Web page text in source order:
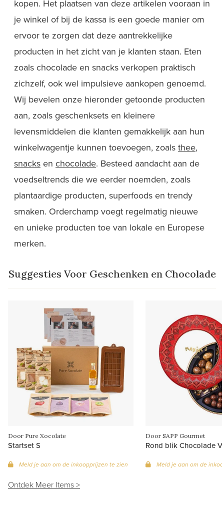
kopen. Het plaatsen van deze artikelen vooraan in
je winkel of bij de kassa is een goede manier om
ervoor te zorgen dat deze aantrekkelijke
producten in het zicht van je klanten staan. Eten
zoals chocolade en snacks verkopen praktisch
zichzelf, ook wel impulsieve aankopen genoemd.
Wij bevelen onze hieronder getoonde producten
aan, zoals geschenksets en kleinere
levensmiddelen die klanten gemakkelijk aan hun
winkelwagentje kunnen toevoegen, zoals thee,
snacks en chocolade. Besteed aandacht aan de
voedseltrends die we eerder noemden, zoals
plantaardige producten, superfoods en trendy
smaken. Orderchamp voegt regelmatig nieuwe
en unieke producten toe van lokale en Europese
merken.
Suggesties Voor Geschenken en Chocolade
Door Pure Xocolate
Startset S
Meld je aan om de inkoopprijzen te zien
Door SAPP Gourmet
Rond blik Chocolade
Meld je aan om de
Ontdek Meer Items >